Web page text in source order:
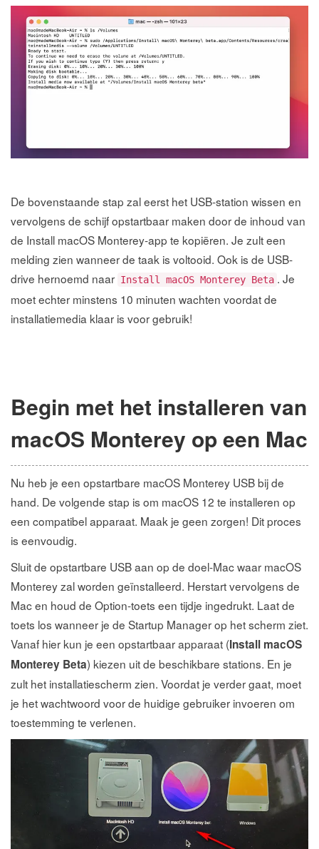
De bovenstaande stap zal eerst het USB-station wissen en
vervolgens de schijf opstartbaar maken door de inhoud van
de Install macOS Monterey-app te kopiëren. Je zult een
melding zien wanneer de taak is voltooid. Ook is de USB-
drive hernoemd naar Install macOS Monterey Beta . Je
moet echter minstens 10 minuten wachten voordat de
installatiemedia klaar is voor gebruik!
Begin met het installeren van
macOS Monterey op een Mac
Nu heb je een opstartbare macOS Monterey USB bij de
hand. De volgende stap is om macOS 12 te installeren op
een compatibel apparaat. Maak je geen zorgen! Dit proces
is eenvoudig.
Sluit de opstartbare USB aan op de doel-Mac waar macOS
Monterey zal worden geïnstalleerd. Herstart vervolgens de
Mac en houd de Option-toets een tijdje ingedrukt. Laat de
toets los wanneer je de Startup Manager op het scherm ziet.
Vanaf hier kun je een opstartbaar apparaat (Install macOS
Monterey Beta) kiezen uit de beschikbare stations. En je
zult het installatiescherm zien. Voordat je verder gaat, moet
je het wachtwoord voor de huidige gebruiker invoeren om
toestemming te verlenen.